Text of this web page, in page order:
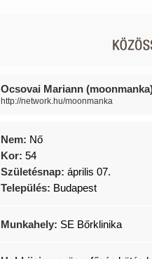
Ocsovai Mariann
http://network.hu/moonmanka
Nem: Nő
Kor: 54
Születésnap: április 07.
Település: Budapest
Munkahely: SE Bőrklinika